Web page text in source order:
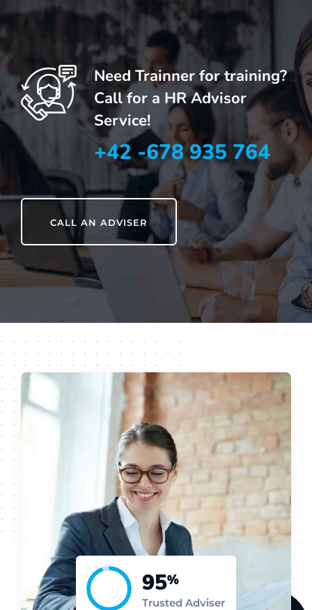
Need Trainner for training?
Call for a HR Advisor
Service!
+42 -678 935 764
CALL AN ADVISER
95%
Trusted Adviser